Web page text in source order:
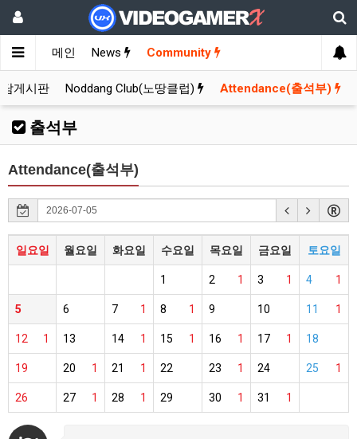
메인 News Community
게시판 Noddang Club(노땅클럽) Attendance(출석부)
출석부
Attendance(출석부)
일요일 월요일 화요일 수요일 목요일 금요일 토요일
1 1
2 1
3 1
4
5 6 1
7 1
8 9 10 1
11
1
12 13 1
14 1
15 1
16 1
17 18
19 1
20 1
21 22 1
23 24 1
25
26 1
27 1
28 29 1
30 1
31